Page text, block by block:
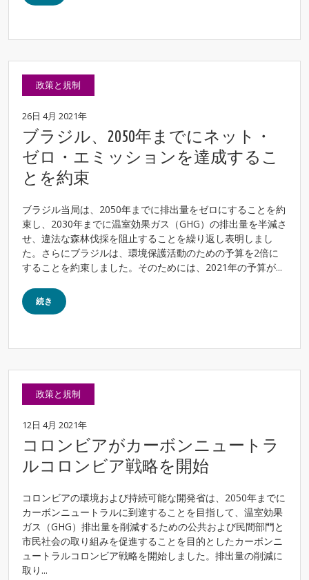
政策と規制
26日 4月 2021年
ブラジル、2050年までにネット・
ゼロ・エミッションを達成するこ
とを約束
ブラジル当局は、2050年までに排出量をゼロにすることを約
束し、2030年までに温室効果ガス（GHG）の排出量を半減さ
せ、違法な森林伐採を阻止することを繰り返し表明しまし
た。さらにブラジルは、環境保護活動のための予算を2倍に
することを約束しました。そのためには、2021年の予算が...
続き
政策と規制
12日 4月 2021年
コロンビアがカーボンニュートラ
ルコロンビア戦略を開始
コロンビアの環境および持続可能な開発省は、2050年までに
カーボンニュートラルに到達することを目指して、温室効果
ガス（GHG）排出量を削減するための公共および民間部門と
市民社会の取り組みを促進することを目的としたカーボンニ
ュートラルコロンビア戦略を開始しました。排出量の削減に
取り...